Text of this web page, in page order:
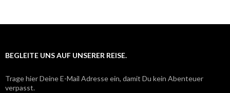
BEGLEITE UNS AUF UNSERER REISE.
Trage hier Deine E-Mail Adresse ein, damit Du kein Abenteuer
verpasst.